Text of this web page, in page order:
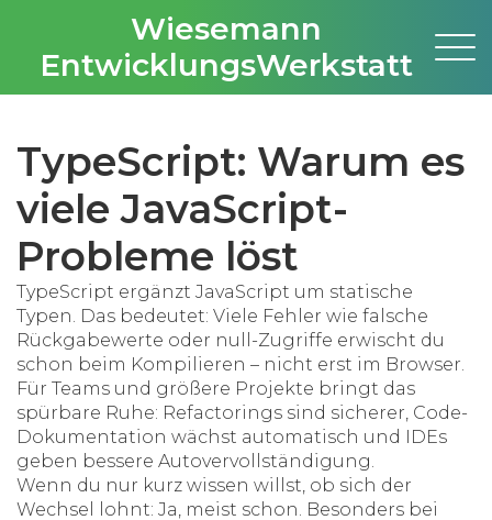
Wiesemann
EntwicklungsWerkstatt
TypeScript: Warum es
viele JavaScript-
Probleme löst
TypeScript ergänzt JavaScript um statische
Typen. Das bedeutet: Viele Fehler wie falsche
Rückgabewerte oder null-Zugriffe erwischt du
schon beim Kompilieren – nicht erst im Browser.
Für Teams und größere Projekte bringt das
spürbare Ruhe: Refactorings sind sicherer, Code-
Dokumentation wächst automatisch und IDEs
geben bessere Autovervollständigung.
Wenn du nur kurz wissen willst, ob sich der
Wechsel lohnt: Ja, meist schon. Besonders bei